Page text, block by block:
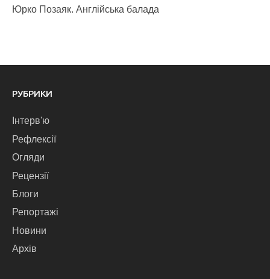
Юрко Позаяк. Англійська балада
РУБРИКИ
Інтерв'ю
Рефлексії
Огляди
Рецензії
Блоги
Репортажі
Новини
Архів